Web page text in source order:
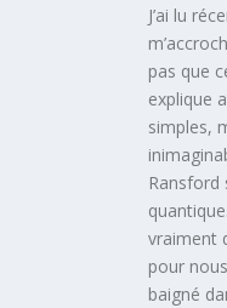
J’ai lu
pas que
explique
simples,
Ransford
vraiment
pour
baigné